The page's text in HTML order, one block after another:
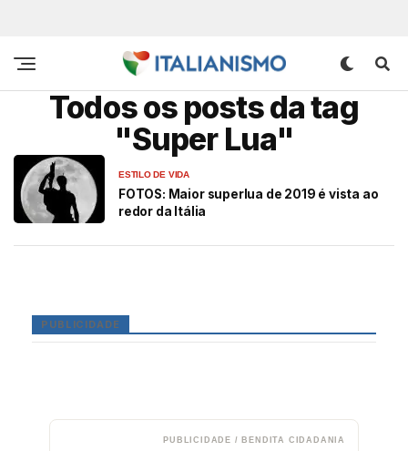
Todos os posts da tag
"Super Lua"
ESTILO DE VIDA
FOTOS: Maior superlua de 2019 é vista ao
redor da Itália
PUBLICIDADE
PUBLICIDADE / BENDITA CIDADANIA